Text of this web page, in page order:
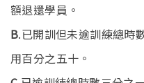
額退還學員。
B.已開訓但未逾訓練總時
用百分之五十。